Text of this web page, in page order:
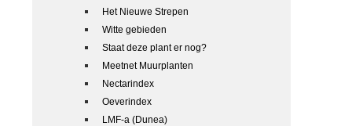
Het Nieuwe Strepen
Witte gebieden
Staat deze plant er nog?
Meetnet Muurplanten
Nectarindex
Oeverindex
LMF-a (Dunea)